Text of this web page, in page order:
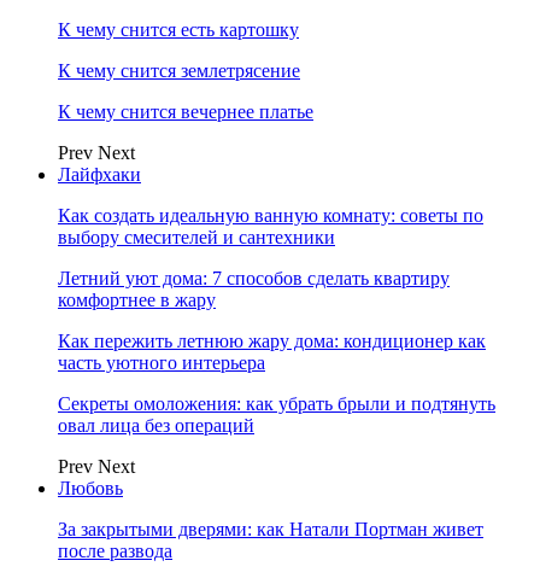
К чему снится есть картошку
К чему снится землетрясение
К чему снится вечернее платье
Prev Next
Лайфхаки
Как создать идеальную ванную комнату: советы по
выбору смесителей и сантехники
Летний уют дома: 7 способов сделать квартиру
комфортнее в жару
Как пережить летнюю жару дома: кондиционер как
часть уютного интерьера
Секреты омоложения: как убрать брыли и подтянуть
овал лица без операций
Prev Next
Любовь
За закрытыми дверями: как Натали Портман живет
после развода